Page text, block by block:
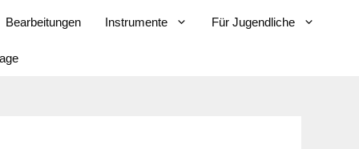
Bearbeitungen Instrumente Für Jugendliche